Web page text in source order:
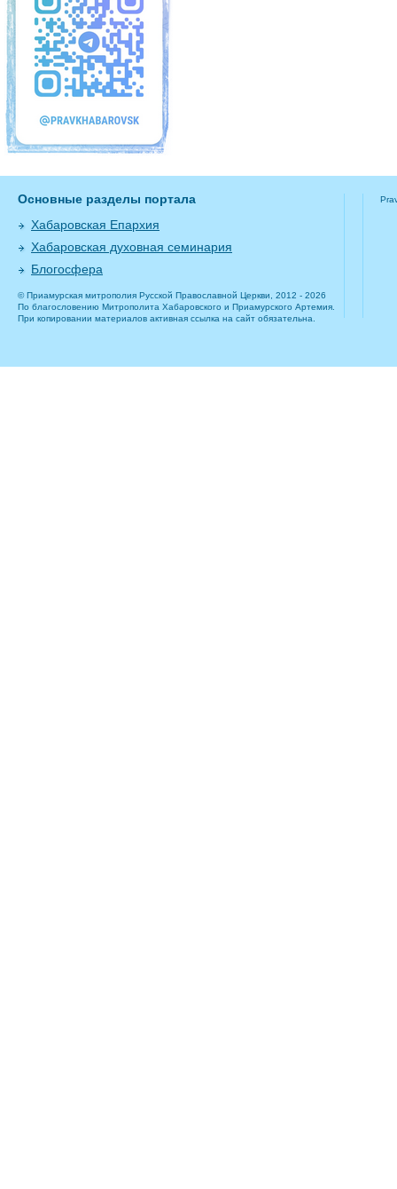
Основные разделы портала
Хабаровская Епархия
Хабаровская духовная семинария
Блогосфера
© Приамурская митрополия Русской Православной Церкви, 2012 - 2026
По благословению Митрополита Хабаровского и Приамурского Артемия.
При копировании материалов активная ссылка на сайт обязательна.